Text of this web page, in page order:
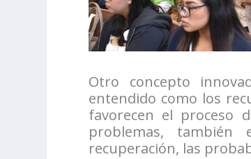
Otro concepto
entendido como los
favorecen el proceso
problemas, también
recuperación, las